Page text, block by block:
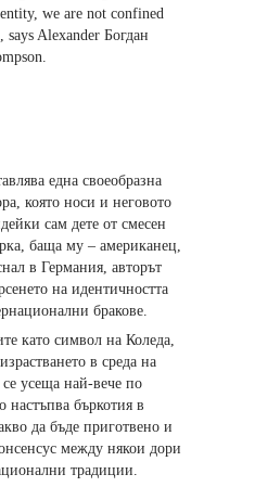
we are not confined
says Alexander Богдан
една своеобразна
която носи и неговото
сам дете от смесен
баща му – американец,
в Германия, авторът
на идентичността
бракове.
като символ на Коледа,
в среда на
усеща най-вече по
настъпва бъркотия в
да бъде приготвено и
между някои дори
традиции.